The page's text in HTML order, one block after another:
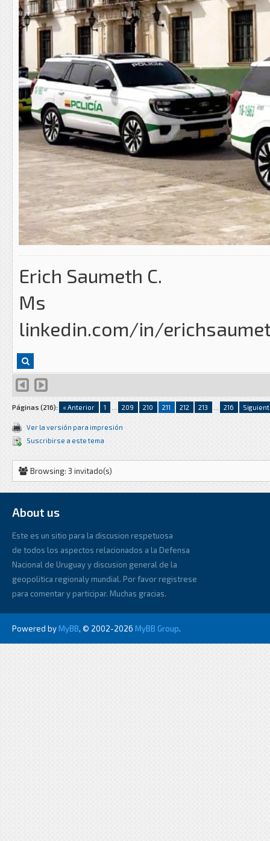
Erich Saumeth C.
Ms
linkedin.com/in/
Páginas (216): « Anterior 1 ... 209 210 211 212 213 ... 216
Ver la versión para impresión
Suscribirse a este tema
Browsing: 3 invitado(s)
About us
Este es un sitio para la discusion respetuosa
de todos los aspectos relacionados a la Defensa
Nacional de Uruguay y discusion general de la
geopolitica regionaly mundial. Por favor registrese
para comentar y participar. Muchas gracias.
Powered by MyBB, © 2002-2026 MyBB Group.